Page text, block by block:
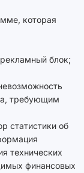
которая
блок;
требующим
статистики об
технических
финансовых